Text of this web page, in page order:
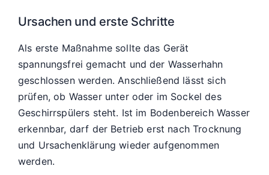
Ursachen und erste Schritte
Als erste Maßnahme sollte das Gerät
spannungsfrei gemacht und der Wasserhahn
geschlossen werden. Anschließend lässt sich
prüfen, ob Wasser unter oder im Sockel des
Geschirrspülers steht. Ist im Bodenbereich Wasser
erkennbar, darf der Betrieb erst nach Trocknung
und Ursachenklärung wieder aufgenommen
werden.